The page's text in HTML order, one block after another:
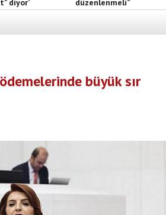
diyor’
düzenlenmeli”
büyük sır